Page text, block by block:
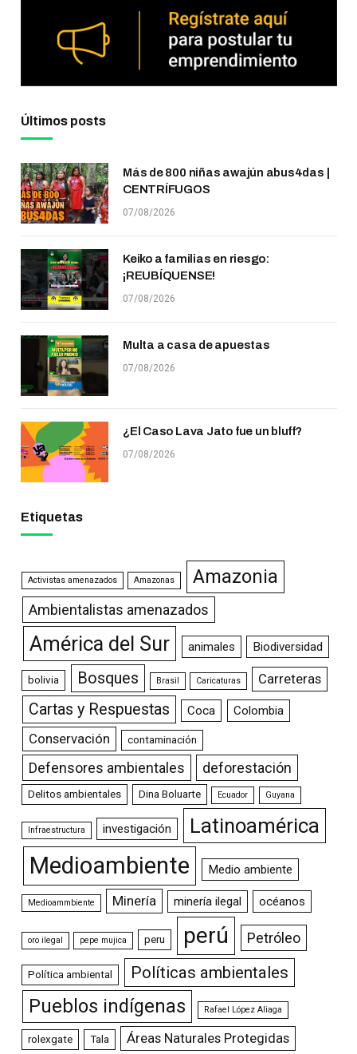
Últimos posts
Más de 800 niñas awajún abus4das |
CENTRÍFUGOS
07/08/2026
Keiko a familias en riesgo:
¡REUBÍQUENSE!
07/08/2026
Multa a casa de apuestas
07/08/2026
¿El Caso Lava Jato fue un bluff?
07/08/2026
Etiquetas
Activistas amenazados Amazonas Amazonia
Ambientalistas amenazados
América del Sur animales Biodiversidad
bolivia Bosques Brasil Caricaturas Carreteras
Cartas y Respuestas Coca Colombia
Conservación contaminación
Defensores ambientales deforestación
Delitos ambientales Dina Boluarte Ecuador Guyana
Infraestructura investigación Latinoamérica
Medioambiente Medio ambiente
Medioammbiente Minería minería ilegal océanos
oro ilegal pepe mujica peru perú Petróleo
Política ambiental Políticas ambientales
Pueblos indígenas Rafael López Aliaga
rolexgate Tala Áreas Naturales Protegidas